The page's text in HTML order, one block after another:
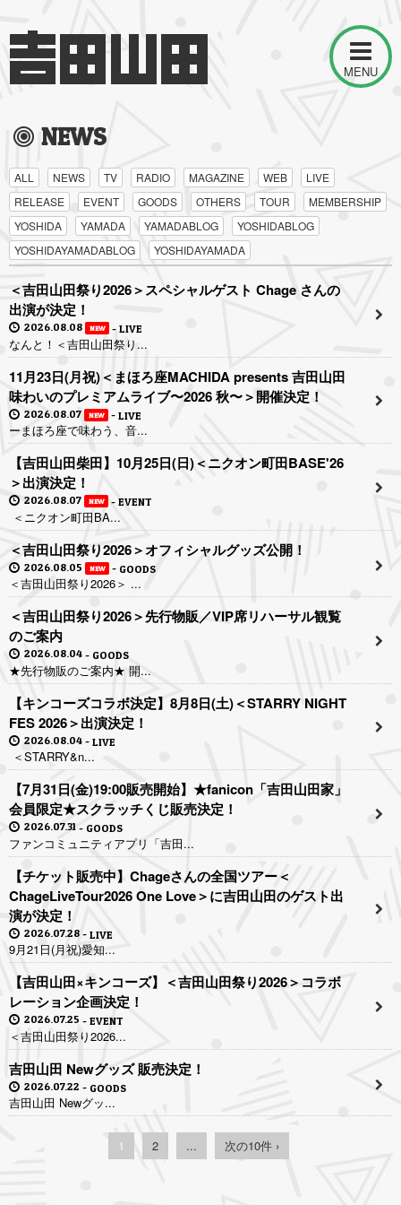
MENU
NEWS
ALL NEWS TV RADIO MAGAZINE WEB
LIVE
RELEASE
EVENT GOODS OTHERS TOUR
MEMBERSHIP
YOSHIDA
YAMADA YAMADABLOG
YOSHIDABLOG
YOSHIDAYAMADABLOG
YOSHIDAYAMADA
＜吉田山田祭り2026＞スペシャルゲスト Chage さんの
出演が決定！
2026.08.08 NEW LIVE
なんと！＜吉田山田祭り...
11月23日(月祝)＜まほろ座MACHIDA presents 吉田山田
味わいのプレミアムライブ〜2026 秋〜＞開催決定！
2026.08.07 NEW LIVE
ーまほろ座で味わう、音...
【吉田山田柴田】10月25日(日)＜ニクオン町田BASE'26
＞出演決定！
2026.08.07 NEW EVENT
＜ニクオン町田BA...
＜吉田山田祭り2026＞オフィシャルグッズ公開！
2026.08.05 NEW GOODS
＜吉田山田祭り2026＞ ...
＜吉田山田祭り2026＞先行物販／VIP席リハーサル観覧
のご案内
2026.08.04 GOODS
★先行物販のご案内★ 開...
【キンコーズコラボ決定】8月8日(土)＜STARRY NIGHT
FES 2026＞出演決定！
2026.08.04 LIVE
＜STARRY&n...
【7月31日(金)19:00販売開始】★fanicon「吉田山田家」
会員限定★スクラッチくじ販売決定！
2026.07.31 GOODS
ファンコミュニティアプリ「吉田...
【チケット販売中】Chageさんの全国ツアー＜
ChageLiveTour2026 One Love＞に吉田山田のゲスト出
演が決定！
2026.07.28 LIVE
9月21日(月祝)愛知...
【吉田山田×キンコーズ】＜吉田山田祭り2026＞コラボ
レーション企画決定！
2026.07.25 EVENT
＜吉田山田祭り2026...
吉田山田 Newグッズ 販売決定！
2026.07.22 GOODS
吉田山田 Newグッ...
1 2 ... 次の10件 ›